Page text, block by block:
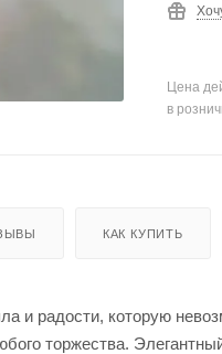
Цена
в
КАК КУПИТЬ
и радости, которую
торжества.